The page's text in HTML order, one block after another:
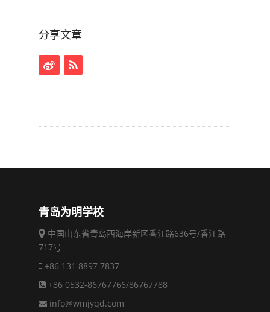
分享文章
青岛为明学校
中国山东省青岛西海岸新区香江路636号/香江路
717号
+86 131 8897 7837
+86 0532-86767766/86767788
info@wmjyqd.com